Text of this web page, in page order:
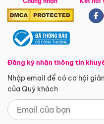
Đăng ký nhận thông tin
Nhập email để có cơ hội
của Quý khách